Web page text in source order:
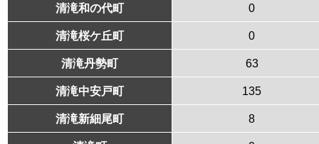
清滝和の代町 0
清滝桜ケ丘町 0
清滝丹勢町 63
清滝中安戸町 135
清滝新細尾町 8